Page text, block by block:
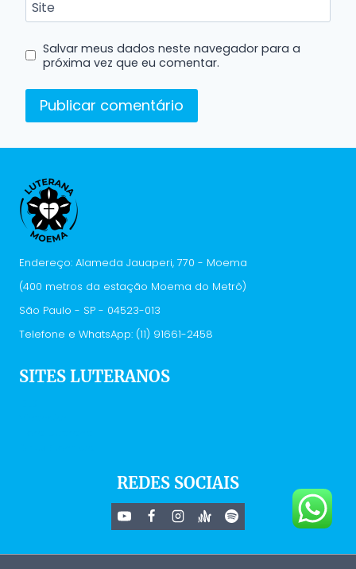
Site
Salvar meus dados neste navegador para a
próxima vez que eu comentar.
Endereço: Alameda Jauaperi, 770 - Moema
(400 metros da estação Moema do Metrô)
São Paulo - SP - 04523-013
Telefone e WhatsApp: (11) 91661-2458
SITES LUTERANOS
REDES SOCIAIS